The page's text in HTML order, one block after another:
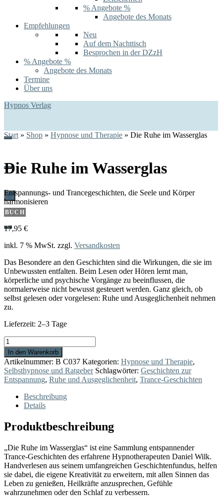
% Angebote %
Angebote des Monats
Empfehlungen
Neu
Auf dem Nachttisch
Besprochen in der DZzH
% Angebote %
Angebote des Monats
Termine
Über uns
Hypnos Verlag
0
Start » Shop » Hypnose und Therapie » Die Ruhe im Wasserglas
Die Ruhe im Wasserglas
Entspannungs- und Trancegeschichten, die Seele und Körper
harmonisieren
BUCH
17,95 €
inkl. 7 % MwSt. zzgl. Versandkosten
Das Besondere an den Geschichten sind die Wirkungen, die sie im
Unbewussten entfalten. Beim Lesen oder Hören lernt man,
körperliche und psychische Vorgänge zu beeinflussen, die
normalerweise nicht bewusst gesteuert werden. Ganz gleich, ob
selbst gelesen oder vorgelesen: Ruhe und Ausgeglichenheit nehmen
zu.
Lieferzeit: 2–3 Tage
Die
Ruhe
im
Wasserglas
Menge
In den Warenkorb
Artikelnummer: B C037 Kategorien: Hypnose und Therapie,
Selbsthypnose und Ratgeber Schlagwörter: Geschichten zur
Entspannung, Ruhe und Ausgeglichenheit, Trance-Geschichten
Beschreibung
Details
Produktbeschreibung
„Die Ruhe im Wasserglas“ ist eine Sammlung entspannender
Trance-Geschichten des erfahrene Hypnotherapeuten Daniel Wilk.
Handverlesen aus seinem umfangreichen Geschichtenfundus, helfen
sie dabei, die eigene Kreativität zu erweitern, mit allen Sinnen das
Leben zu genießen, Heilkräfte anzusprechen, Gefühle
wahrzunehmen oder den Schlaf zu verbessern.